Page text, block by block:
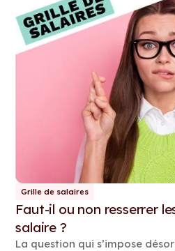
Grille de salaires
Faut-il ou non resserrer
salaire ?
La question qui s’impose